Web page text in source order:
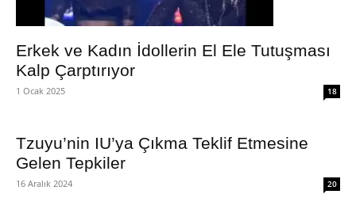
Erkek ve Kadın İdollerin El Ele Tutuşması
Kalp Çarptırıyor
1 Ocak 2025 18
Tzuyu’nin IU’ya Çıkma Teklif Etmesine
Gelen Tepkiler
16 Aralık 2024 20